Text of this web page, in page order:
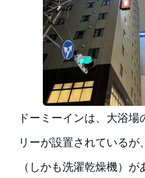
ドーミーインは、大浴
リーが設置されているが
（しかも洗濯乾燥機）